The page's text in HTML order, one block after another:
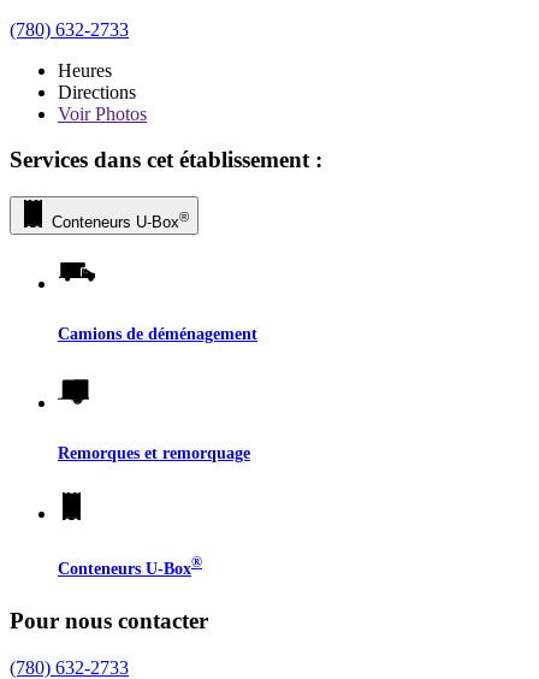
(780) 632-2733
Heures
Directions
VoirPhotos
Services dans cet établissement :
Conteneurs U-Box®
Camions de déménagement
Remorques et remorquage
Conteneurs U-Box®
Pour nous contacter
(780) 632-2733